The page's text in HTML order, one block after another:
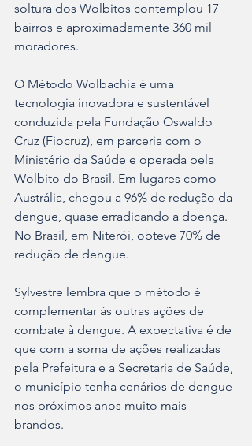
soltura dos Wolbitos contemplou 17
bairros e aproximadamente 360 mil
moradores.
O Método Wolbachia é uma
tecnologia inovadora e sustentável
conduzida pela Fundação Oswaldo
Cruz (Fiocruz), em parceria com o
Ministério da Saúde e operada pela
Wolbito do Brasil. Em lugares como
Austrália, chegou a 96% de redução da
dengue, quase erradicando a doença.
No Brasil, em Niterói, obteve 70% de
redução de dengue.
Sylvestre lembra que o método é
complementar às outras ações de
combate à dengue. A expectativa é de
que com a soma de ações realizadas
pela Prefeitura e a Secretaria de Saúde,
o município tenha cenários de dengue
nos próximos anos muito mais
brandos.